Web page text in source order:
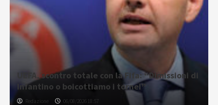
UEFA, scontro totale con la Fifa: “Dimissioni di
Infantino o boicottiamo i tornei”
Redazione 06/08/2026 18:57